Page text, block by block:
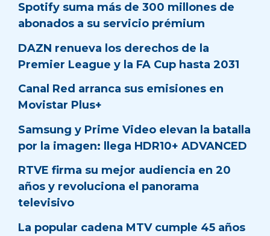
Spotify suma más de 300 millones de
abonados a su servicio prémium
DAZN renueva los derechos de la
Premier League y la FA Cup hasta 2031
Canal Red arranca sus emisiones en
Movistar Plus+
Samsung y Prime Video elevan la batalla
por la imagen: llega HDR10+ ADVANCED
RTVE firma su mejor audiencia en 20
años y revoluciona el panorama
televisivo
La popular cadena MTV cumple 45 años